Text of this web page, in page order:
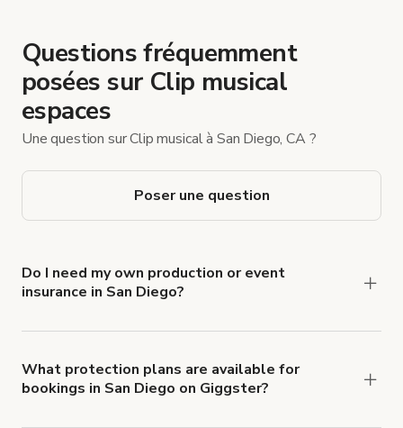
Questions fréquemment
posées sur Clip musical
espaces
Une question sur Clip musical à San Diego, CA ?
Poser une question
Do I need my own production or event
insurance in San Diego?
insurance with liability coverage of no less than
$1,000,000.
What protection plans are available for
bookings in San Diego on Giggster?